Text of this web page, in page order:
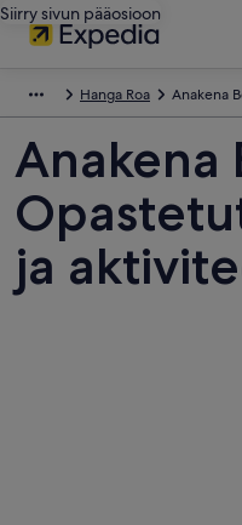
Siirry sivun pääosioon
Hanga Roa Anakena
Anakena
ja